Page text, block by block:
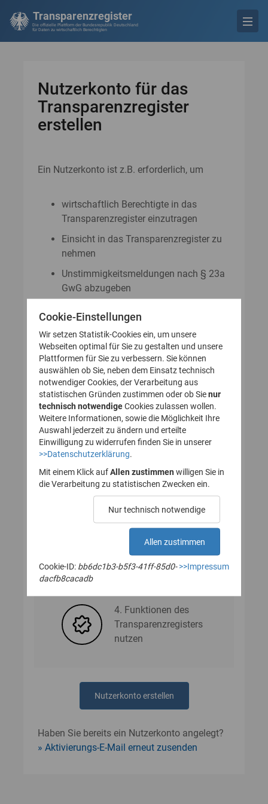
Transparenzregister
Die offizielle Plattform der Bundesrepublik Deutschland
für Daten zu wirtschaftlich Berechtigten
Nutzerkonto für das
Transparenzregister
erstellen
Ein Nutzerkonto ist z.B. erforderlich, um
wirtschaftlich Berechtigte in das
Transparenzregister einzutragen
Einsicht in das Transparenzregister zu
nehmen
Unstimmigkeitsmeldungen nach § 23a
GwG abzugeben
GwG zu stellen
So legen Sie Ihr Nutzerkonto für
das Transparenzregister an
(Registrierung):
1. Nutzerkonto erstellen
des Nutzerkontos
bestätigen
3. Nutzerdaten angeben
4. Funktionen des
Transparenzregisters
nutzen
Nutzerkonto erstellen
Haben Sie bereits ein Nutzerkonto angelegt?
Aktivierungs-E-Mail erneut zusenden
Cookie-Einstellungen
Wir setzen Statistik-Cookies ein, um unsere
Webseiten optimal für Sie zu gestalten und unsere
Plattformen für Sie zu verbessern. Sie können
auswählen ob Sie, neben dem Einsatz technisch
notwendiger Cookies, der Verarbeitung aus
statistischen Gründen zustimmen oder ob Sienur
technisch notwendigeCookies zulassen wollen.
Weitere Informationen, sowie die Möglichkeit Ihre
Auswahl jederzeit zu ändern und erteilte
Einwilligung zu widerrufen finden Sie in unserer
>>Datenschutzerklärung
Mit einem Klick auf Allen zustimmen willigen Sie in
die Verarbeitung zu statistischen Zwecken ein.
Nur technisch notwendige
Allen zustimmen
Cookie-ID: bb6dc1b3-b5f3-41ff-85d0-
dacfb8cacadb
>>Impressum